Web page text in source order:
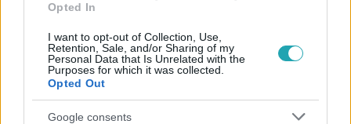
Opted In
I want to opt-out of Collection, Use,
Retention, Sale, and/or Sharing of my
Personal Data that Is Unrelated with the
Purposes for which it was collected.
Opted Out
Google consents